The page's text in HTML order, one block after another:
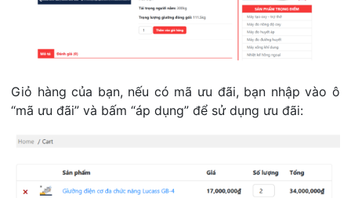
Giỏ hàng của bạn, nếu có mã ưu đãi, bạn nhập vào ô
“mã ưu đãi” và bấm “áp dụng” để sử dụng ưu đãi: